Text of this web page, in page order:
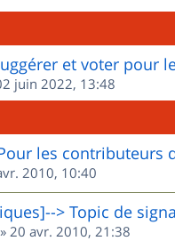
et voter pour
juin 2022, 13:48
les contributeurs
2010, 10:40
> Topic de
» 20 avr. 2010, 21:38